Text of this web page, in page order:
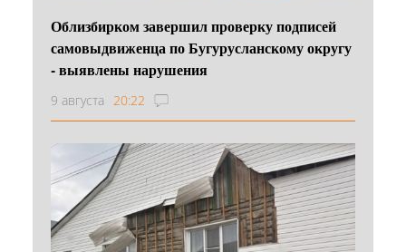
Облизбирком завершил проверку подписей
самовыдвиженца по Бугурусланскому округу
- выявлены нарушения
9 августа 20:22